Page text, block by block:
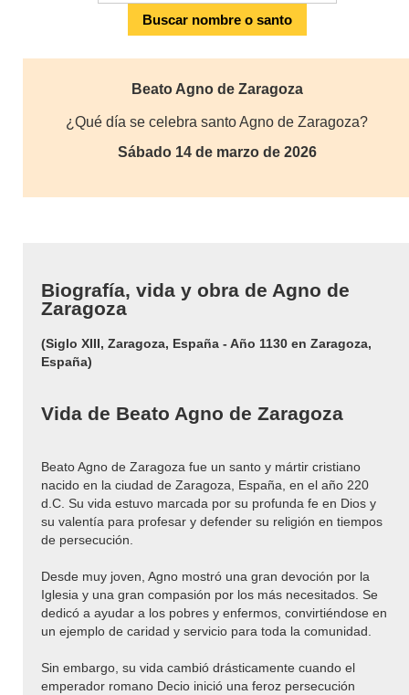
Beato Agno de Zaragoza
¿Qué día se celebra santo Agno de Zaragoza?
Sábado 14 de marzo de 2026
Biografía, vida y obra de Agno de
Zaragoza
(Siglo XIII, Zaragoza, España - Año 1130 en Zaragoza,
España)
Vida de Beato Agno de Zaragoza
Beato Agno de Zaragoza fue un santo y mártir cristiano
nacido en la ciudad de Zaragoza, España, en el año 220
d.C. Su vida estuvo marcada por su profunda fe en Dios y
su valentía para profesar y defender su religión en tiempos
de persecución.
Desde muy joven, Agno mostró una gran devoción por la
Iglesia y una gran compasión por los más necesitados. Se
dedicó a ayudar a los pobres y enfermos, convirtiéndose en
un ejemplo de caridad y servicio para toda la comunidad.
Sin embargo, su vida cambió drásticamente cuando el
emperador romano Decio inició una feroz persecución